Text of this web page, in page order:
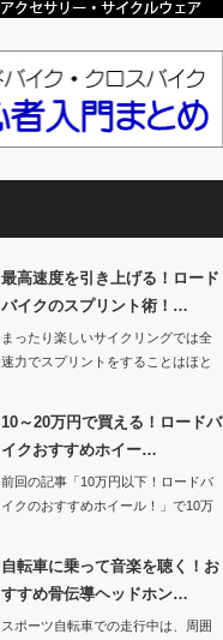
最高速度を引き上げる！ロード
バイクのスプリント術！…
まったり楽しいサイクリングでは全
速力でスプリントをすることはほと
10～20万円で買える！ロードバ
イクおすすめホイー…
前回の記事「10万円以下！ロードバ
イクのおすすめホイール！」で10万
自転車に乗って音楽を聴く！お
すすめ骨伝導ヘッドホン…
スポーツ自転車での走行中は、周囲